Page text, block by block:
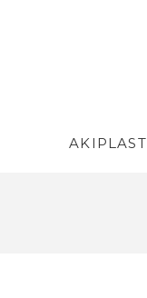
AKIPLAST